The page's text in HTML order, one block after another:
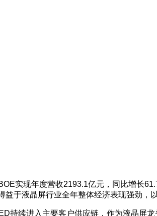
实现年度营收2193.1亿元，同比增长
益于液晶屏行业全年整体经济表现强劲，
持续进入主要客户供应链，作为液晶屏